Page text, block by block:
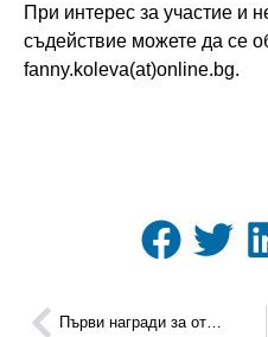
При интерес за участие и
съдействие можете да се
fanny.koleva(at)online.bg.
Първи награди за отличаване на малки и средни предприятия, използващи интелектуална собственост – WIPO Global Awards